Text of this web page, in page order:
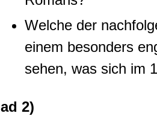
Welche der
einem besonders
sehen, was sich im
ad 2)